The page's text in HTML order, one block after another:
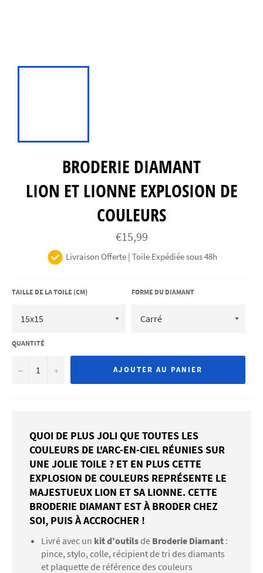
BRODERIE DIAMANT
LION ET LIONNE EXPLOSION DE
COULEURS
Prix
régulier
€15,99
Livraison Offerte | Toile Expédiée sous 48h
TAILLE DE LA TOILE (CM) FORME DU DIAMANT
QUANTITÉ
− + AJOUTER AU PANIER
QUOI DE PLUS JOLI QUE TOUTES LES
COULEURS DE L'ARC-EN-CIEL RÉUNIES SUR
UNE JOLIE TOILE ? ET EN PLUS CETTE
EXPLOSION DE COULEURS REPRÉSENTE LE
MAJESTUEUX LION ET SA LIONNE. CETTE
BRODERIE DIAMANT EST À BRODER CHEZ
SOI, PUIS À ACCROCHER !
Livré avec un kit d'outilsde Broderie Diamant :
pince, stylo, colle, récipient de tri des diamants
et plaquette de référence des couleurs